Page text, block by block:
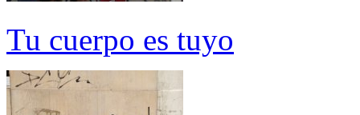
Tu cuerpo es tuyo